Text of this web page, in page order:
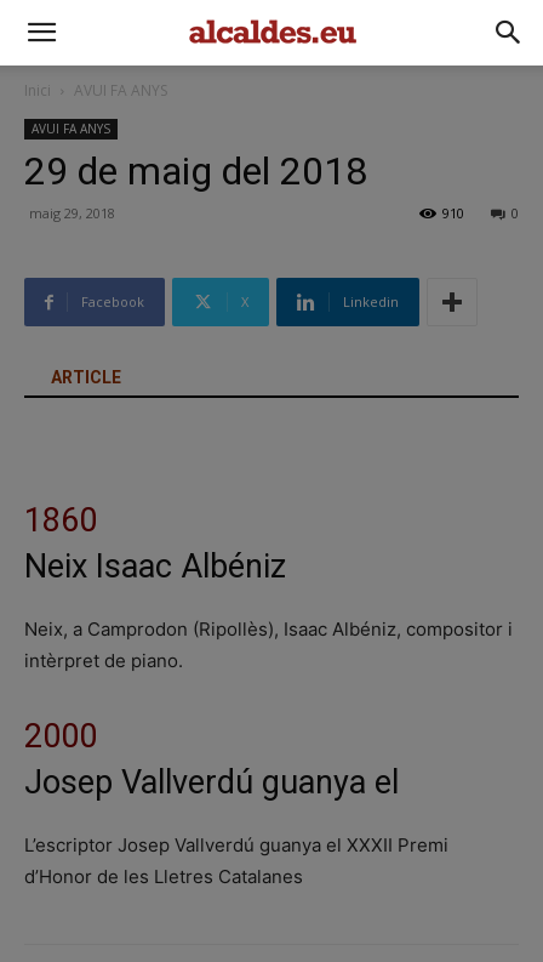
Inici AVUI FA ANYS
AVUI FA ANYS
29 de maig del 2018
maig 29, 2018 0
910
Facebook X Linkedin
ARTICLE
1860
Neix Isaac Albéniz
Neix, a Camprodon (Ripollès), Isaac Albéniz, compositor i
intèrpret de piano.
2000
Josep Vallverdú guanya el
L’escriptor Josep Vallverdú guanya el XXXII Premi
d’Honor de les Lletres Catalanes